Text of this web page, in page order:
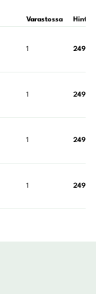
Varastossa Hinta
1
1
1
1